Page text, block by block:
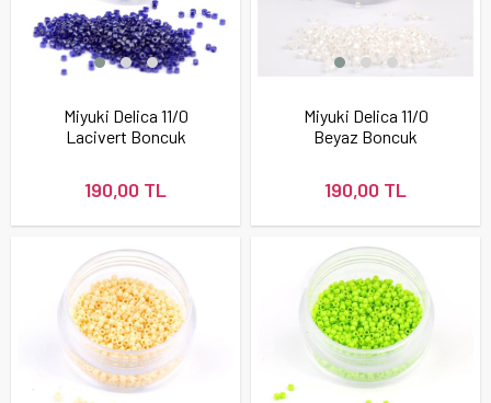
Miyuki Delica 11/0
Lacivert Boncuk
190,00 TL
Miyuki Delica 11/0
Beyaz Boncuk
190,00 TL